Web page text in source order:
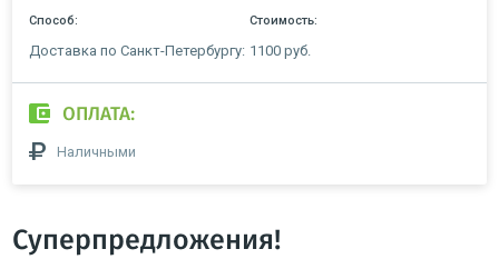
Способ: Стоимость:
Доставка по Санкт-Петербургу: 1100 руб.
ОПЛАТА:
Наличными
Суперпредложения!